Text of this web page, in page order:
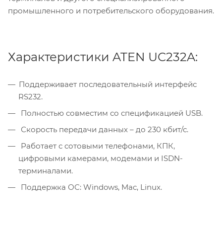
промышленного и потребительского оборудования.
Характеристики ATEN UC232A:
Поддерживает последовательный интерфейс
RS232.
Полностью совместим со спецификацией USB.
Скорость передачи данных – до 230 кбит/с.
Работает с сотовыми телефонами, КПК,
цифровыми камерами, модемами и ISDN-
терминалами.
Поддержка ОС: Windows, Mac, Linux.